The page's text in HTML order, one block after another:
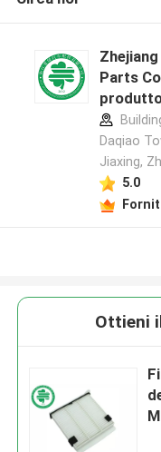
Parts
Daqiao
Jiaxing,
5.0
Ottieni